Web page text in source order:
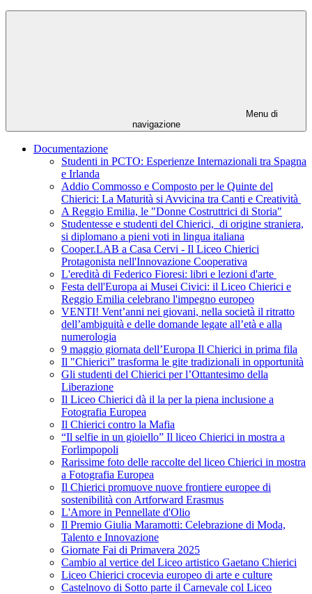
Menu di
navigazione
Documentazione
Studenti in PCTO: Esperienze Internazionali tra Spagna
e Irlanda
Addio Commosso e Composto per le Quinte del
Chierici: La Maturità si Avvicina tra Canti e Creatività
A Reggio Emilia, le "Donne Costruttrici di Storia"
Studentesse e studenti del Chierici, di origine straniera,
si diplomano a pieni voti in lingua italiana
Cooper.LAB a Casa Cervi - Il Liceo Chierici
Protagonista nell'Innovazione Cooperativa
L'eredità di Federico Fioresi: libri e lezioni d'arte
Festa dell'Europa ai Musei Civici: il Liceo Chierici e
Reggio Emilia celebrano l'impegno europeo
VENTI! Vent’anni nei giovani, nella società il ritratto
dell’ambiguità e delle domande legate all’età e alla
numerologia
9 maggio giornata dell’Europa Il Chierici in prima fila
Il "Chierici” trasforma le gite tradizionali in opportunità
Gli studenti del Chierici per l’Ottantesimo della
Liberazione
Il Liceo Chierici dà il la per la piena inclusione a
Fotografia Europea
Il Chierici contro la Mafia
“Il selfie in un gioiello” Il liceo Chierici in mostra a
Forlimpopoli
Rarissime foto delle raccolte del liceo Chierici in mostra
a Fotografia Europea
Il Chierici promuove nuove frontiere europee di
sostenibilità con Artforward Erasmus
L'Amore in Pennellate d'Olio
Il Premio Giulia Maramotti: Celebrazione di Moda,
Talento e Innovazione
Giornate Fai di Primavera 2025
Cambio al vertice del Liceo artistico Gaetano Chierici
Liceo Chierici crocevia europeo di arte e culture
Castelnovo di Sotto parte il Carnevale col Liceo